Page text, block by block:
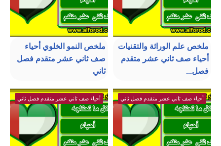
ملخص علم الوراثة والتقنيات
أحياء صف ثاني عشر متقدم
فصل...
ملخص النمو الخلوي أحياء
صف ثاني عشر متقدم فصل
ثاني
أحياء صف ثاني عشر متقدم فصل ثاني أحياء صف ثاني عشر متقدم فصل ثاني